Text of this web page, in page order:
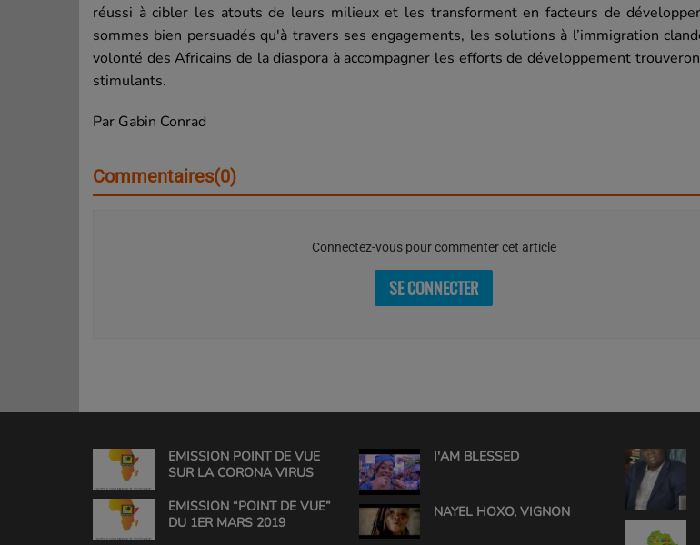
réussi à cibler les atouts de leurs milieux et les transforment en facteurs de
sommes bien persuadés qu'à travers ses engagements, les solutions à l’immigration
volonté des Africains de la diaspora à accompagner les efforts de développement
stimulants.
Par Gabin Conrad
Commentaires(0)
Connectez-vous pour commenter cet article
SE CONNECTER
EMISSION POINT DE VUE
SUR LA CORONA VIRUS
EMISSION “POINT DE VUE”
DU 1ER MARS 2019
I'AM BLESSED
NAYEL HOXO, VIGNON